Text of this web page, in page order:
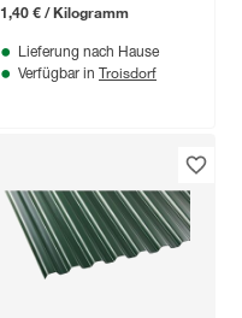
1,40 € / Kilogramm
Lieferung nach Hause
Verfügbar in Troisdorf